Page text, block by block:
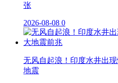
张
2026-08-08 0
无风自起浪！印度水井出
地震